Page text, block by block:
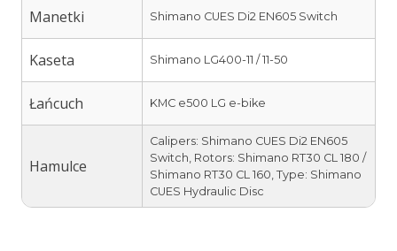
Manetki Shimano CUES Di2 EN605 Switch
Kaseta Shimano LG400-11 / 11-50
Łańcuch KMC e500 LG e-bike
Hamulce
Calipers: Shimano CUES Di2 EN605
Switch, Rotors: Shimano RT30 CL 180 /
Shimano RT30 CL 160, Type: Shimano
CUES Hydraulic Disc